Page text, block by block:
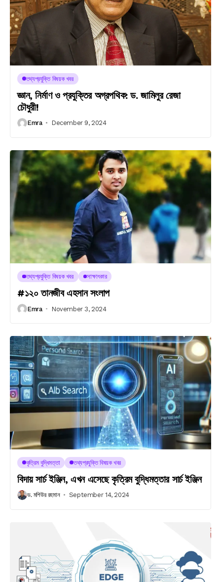
তথ্যপ্রযুক্তি বিষয়ক খবর
জ্ঞান, নির্মাণ ও প্রযুক্তির অগ্রপথিক: ড. জামিলুর রেজা
চৌধুরী!
Emra December 9, 2024
তথ্যপ্রযুক্তি বিষয়ক খবর সাক্ষাৎকার
#১২০ তানজীব এহসান সংলাপ
Emra November 3, 2024
কৃত্রিম বুদ্ধিমত্তা তথ্যপ্রযুক্তি বিষয়ক খবর
বিদায় সার্চ ইঞ্জিন, এখন এসেছে কৃত্রিম বুদ্ধিমত্তার সার্চ ইঞ্জিন
ড. মশিউর রহমান September 14, 2024